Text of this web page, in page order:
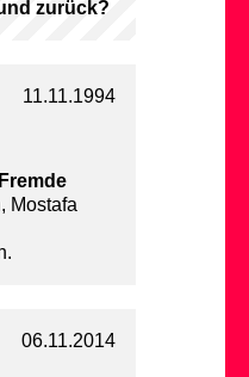
zurück?
11.11.1994
Mostafa
06.11.2014